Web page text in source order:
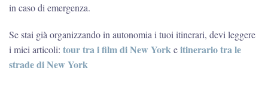
in caso di emergenza.
Se stai già organizzando in autonomia i tuoi itinerari, devi leggere
i miei articoli: tour tra i film di New Yorkeitinerario tra le
strade di New York